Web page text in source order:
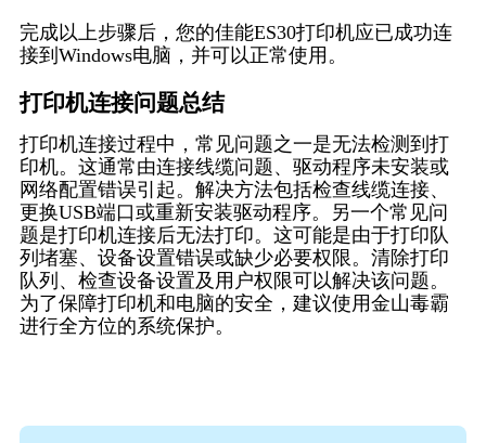
完成以上步骤后，您的佳能ES30打印机应已成功连
接到Windows电脑，并可以正常使用。
打印机连接问题总结
打印机连接过程中，常见问题之一是无法检测到打
印机。这通常由连接线缆问题、驱动程序未安装或
网络配置错误引起。解决方法包括检查线缆连接、
更换USB端口或重新安装驱动程序。另一个常见问
题是打印机连接后无法打印。这可能是由于打印队
列堵塞、设备设置错误或缺少必要权限。清除打印
队列、检查设备设置及用户权限可以解决该问题。
为了保障打印机和电脑的安全，建议使用金山毒霸
进行全方位的系统保护。